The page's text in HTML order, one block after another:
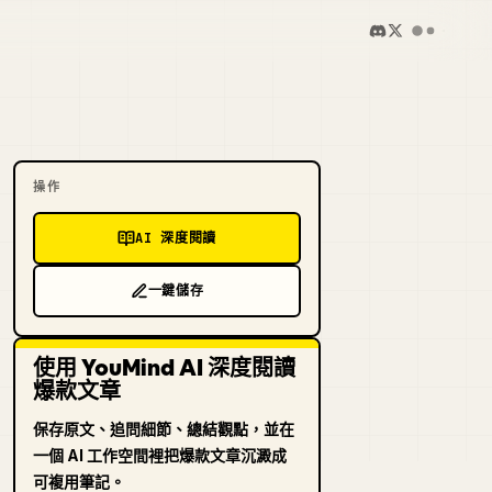
操作
AI 深度閱讀
一鍵儲存
使用 YouMind AI 深度閱讀
爆款文章
保存原文、追問細節、總結觀點，並在
一個 AI 工作空間裡把爆款文章沉澱成
可複用筆記。